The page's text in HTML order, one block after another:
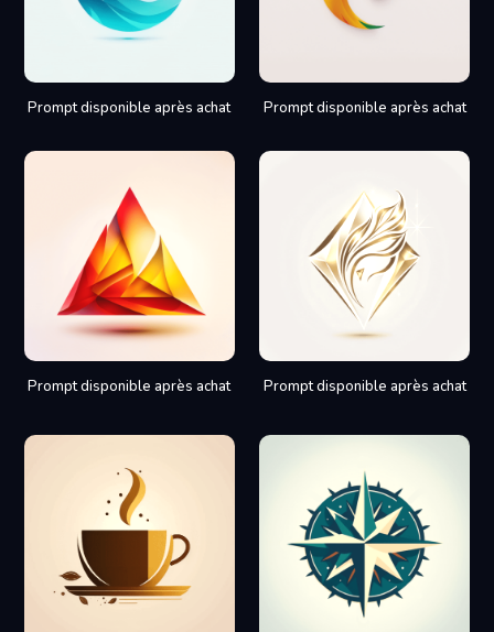
Prompt disponible après achat Prompt disponible après achat
Prompt disponible après achat Prompt disponible après achat